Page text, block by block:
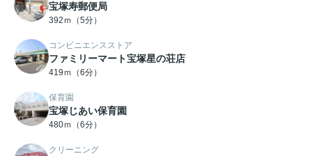
宝塚寿郵便局
392ｍ（5分）
コンビニエンスストア
ファミリーマート宝塚星の荘店
419ｍ（6分）
保育園
宝塚じあい保育園
480ｍ（6分）
クリーニング